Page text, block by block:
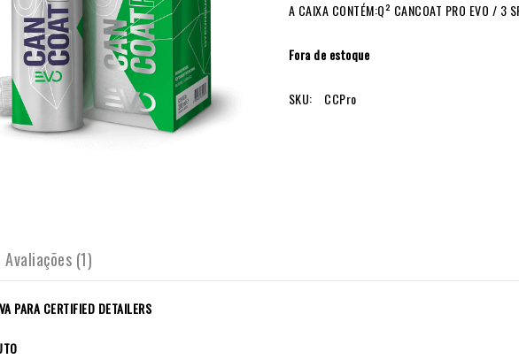
A CAIXA CONTÉM:Q² CANCOAT PRO EVO / 3
Fora de estoque
SKU: CCPro
Avaliações (1)
PARA CERTIFIED DETAILERS